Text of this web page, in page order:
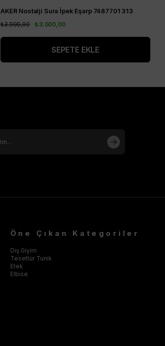
AKER Nostalji Sura İpek Eşarp 7487701 313
₺3.000,00
₺3.999,90
SEPETE EKLE
Öne Çıkan Kategoriler
Dış Giyim
Tesettür Tunik
Etek
Elbise